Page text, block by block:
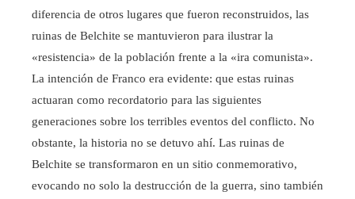
diferencia de otros lugares que fueron reconstruidos, las
ruinas de Belchite se mantuvieron para ilustrar la
«resistencia» de la población frente a la «ira comunista».
La intención de Franco era evidente: que estas ruinas
actuaran como recordatorio para las siguientes
generaciones sobre los terribles eventos del conflicto. No
obstante, la historia no se detuvo ahí. Las ruinas de
Belchite se transformaron en un sitio conmemorativo,
evocando no solo la destrucción de la guerra, sino también